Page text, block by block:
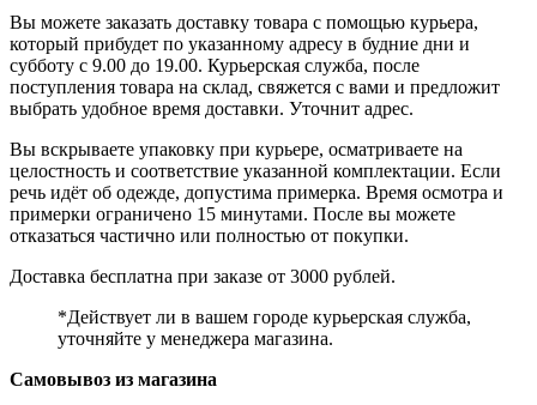
Вы можете заказать доставку товара с помощью курьера,
который прибудет по указанному адресу в будние дни и
субботу с 9.00 до 19.00. Курьерская служба, после
поступления товара на склад, свяжется с вами и предложит
выбрать удобное время доставки. Уточнит адрес.
Вы вскрываете упаковку при курьере, осматриваете на
целостность и соответствие указанной комплектации. Если
речь идёт об одежде, допустима примерка. Время осмотра и
примерки ограничено 15 минутами. После вы можете
отказаться частично или полностью от покупки.
Доставка бесплатна при заказе от 3000 рублей.
*Действует ли в вашем городе курьерская служба,
уточняйте у менеджера магазина.
Самовывоз из магазина